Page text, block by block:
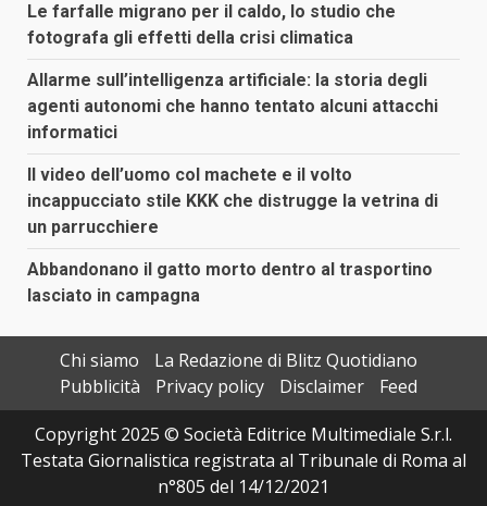
Le farfalle migrano per il caldo, lo studio che
fotografa gli effetti della crisi climatica
Allarme sull’intelligenza artificiale: la storia degli
agenti autonomi che hanno tentato alcuni attacchi
informatici
Il video dell’uomo col machete e il volto
incappucciato stile KKK che distrugge la vetrina di
un parrucchiere
Abbandonano il gatto morto dentro al trasportino
lasciato in campagna
Chi siamo
La Redazione di Blitz Quotidiano
Pubblicità
Privacy policy Disclaimer
Feed
Copyright 2025 © Società Editrice Multimediale S.r.l.
Testata Giornalistica registrata al Tribunale di Roma al
n°805 del 14/12/2021